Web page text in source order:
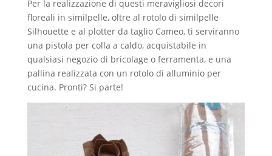
Per la realizzazione di questi meravigliosi decori
floreali in similpelle, oltre al rotolo di similpelle
Silhouette e al plotter da taglio Cameo, ti serviranno
una pistola per colla a caldo, acquistabile in
qualsiasi negozio di bricolage o ferramenta, e una
pallina realizzata con un rotolo di alluminio per
cucina. Pronti? Si parte!